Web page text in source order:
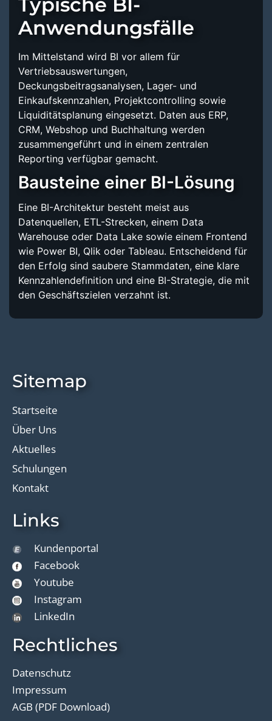
Anwendungsfälle
Im Mittelstand wird BI vor allem für
Vertriebsauswertungen,
Deckungsbeitragsanalysen, Lager- und
Einkaufskennzahlen, Projektcontrolling sowie
Liquiditätsplanung eingesetzt. Daten aus ERP,
CRM, Webshop und Buchhaltung werden
zusammengeführt und in einem zentralen
Reporting verfügbar gemacht.
Bausteine einer BI-Lösung
Eine BI-Architektur besteht meist aus
Datenquellen, ETL-Strecken, einem Data
Warehouse oder Data Lake sowie einem Frontend
wie Power BI, Qlik oder Tableau. Entscheidend für
den Erfolg sind saubere Stammdaten, eine klare
Kennzahlendefinition und eine BI-Strategie, die mit
den Geschäftszielen verzahnt ist.
Sitemap
Startseite
Über Uns
Aktuelles
Schulungen
Kontakt
Links
Kundenportal
Facebook
Youtube
Instagram
LinkedIn
Rechtliches
Datenschutz
Impressum
AGB (PDF Download)